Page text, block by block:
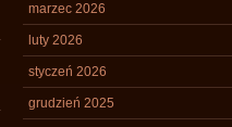
marzec 2026
luty 2026
styczeń 2026
grudzień 2025